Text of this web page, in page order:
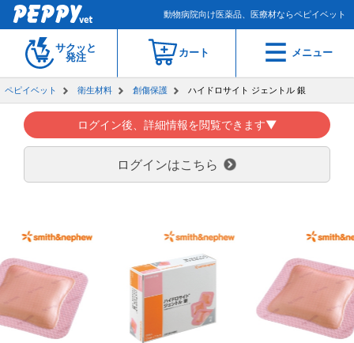
動物病院向け医薬品、医療材ならペピイベット
サクッと
発注
カート メニュー
ペピイベット 衛生材料 創傷保護 ハイドロサイト ジェントル 銀
ログイン後、詳細情報を閲覧できます▼
ログインはこちら